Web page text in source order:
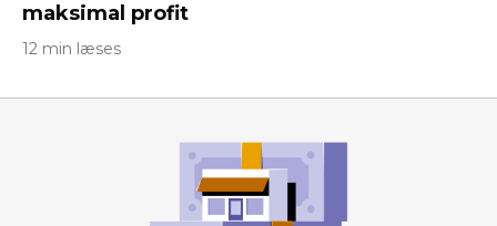
maksimal profit
12 min læses